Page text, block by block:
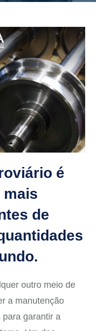
é
mais
de
outro meio de
a manutenção
garantir a